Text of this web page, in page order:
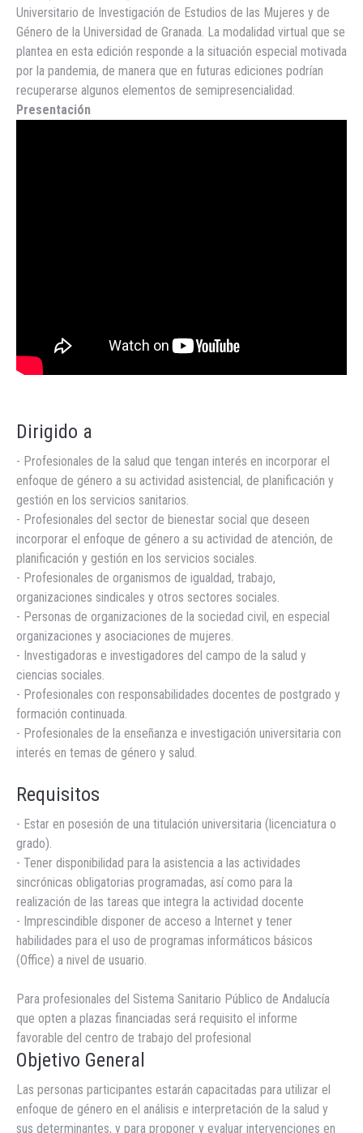
Universitario de Investigación de Estudios de las Mujeres y de
Género de la Universidad de Granada. La modalidad virtual que se
plantea en esta edición responde a la situación especial motivada
por la pandemia, de manera que en futuras ediciones podrían
recuperarse algunos elementos de semipresencialidad.
Presentación
Dirigido a
- Profesionales de la salud que tengan interés en incorporar el
enfoque de género a su actividad asistencial, de planificación y
gestión en los servicios sanitarios.
- Profesionales del sector de bienestar social que deseen
incorporar el enfoque de género a su actividad de atención, de
planificación y gestión en los servicios sociales.
- Profesionales de organismos de igualdad, trabajo,
organizaciones sindicales y otros sectores sociales.
- Personas de organizaciones de la sociedad civil, en especial
organizaciones y asociaciones de mujeres.
- Investigadoras e investigadores del campo de la salud y
ciencias sociales.
- Profesionales con responsabilidades docentes de postgrado y
formación continuada.
- Profesionales de la enseñanza e investigación universitaria con
interés en temas de género y salud.
Requisitos
- Estar en posesión de una titulación universitaria (licenciatura o
grado).
- Tener disponibilidad para la asistencia a las actividades
sincrónicas obligatorias programadas, así como para la
realización de las tareas que integra la actividad docente
- Imprescindible disponer de acceso a Internet y tener
habilidades para el uso de programas informáticos básicos
(Office) a nivel de usuario.
Para profesionales del Sistema Sanitario Público de Andalucía
que opten a plazas financiadas será requisito el informe
favorable del centro de trabajo del profesional
Objetivo General
Las personas participantes estarán capacitadas para utilizar el
enfoque de género en el análisis e interpretación de la salud y
sus determinantes, y para proponer y evaluar intervenciones en